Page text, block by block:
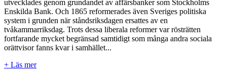
utvecklades genom grundandet av affärsbanker som Stockholms
Enskilda Bank. Och 1865 reformerades även Sveriges politiska
system i grunden när ståndsriksdagen ersattes av en
tvåkammarriksdag. Trots dessa liberala reformer var rösträtten
fortfarande mycket begränsad samtidigt som många andra sociala
orättvisor fanns kvar i samhället...
+ Läs mer